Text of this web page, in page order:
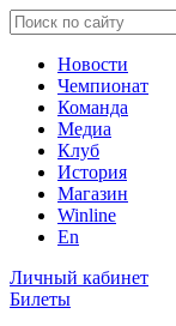
Новости
Чемпионат
Команда
Медиа
Клуб
История
Магазин
Winline
En
Личный кабинет
Билеты